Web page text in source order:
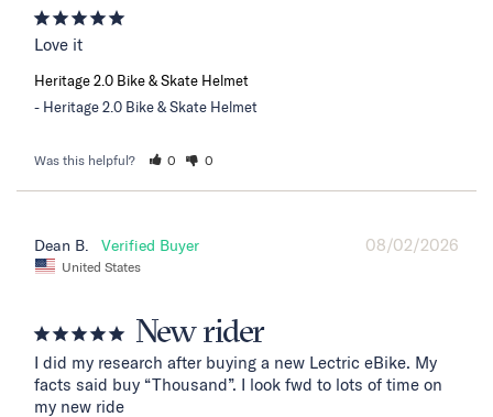
Love it
Heritage 2.0 Bike & Skate Helmet
Heritage 2.0 Bike & Skate Helmet
Was this helpful? 0 0
08/02/2026
Dean B.
United States
New rider
I did my research after buying a new Lectric eBike. My
facts said buy “Thousand”. I look fwd to lots of time on
my new ride